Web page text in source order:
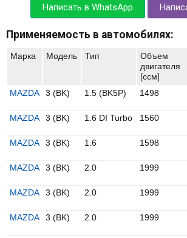
Написать в WhatsApp
Применяемость в автомобилях:
Марка Модель Тип
Объем
двигателя
[ccм]
MAZDA 3 (BK) 1.5 (BK5P) 1498
MAZDA
3 (BK) 1.6 DI Turbo 1560
MAZDA
3 (BK) 1.6 1598
MAZDA
3 (BK) 2.0 1999
MAZDA
3 (BK) 2.0 1999
MAZDA
3 (BK) 2.0 1999